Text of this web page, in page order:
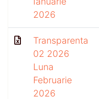
2026
Transparenta
02 2026
Luna
Februarie
2026